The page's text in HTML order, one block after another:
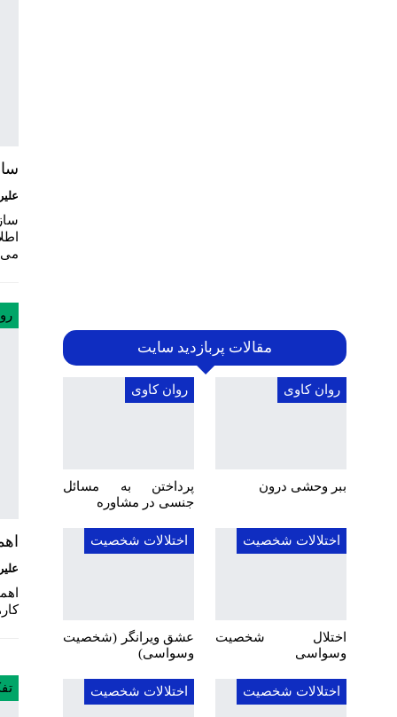
مقالات پربازدید سایت
روان کاوی
ببر وحشی درون
روان کاوی
پرداختن به مسائل
جنسی در مشاوره
اختلالات شخصیت
اختلال شخصیت
وسواسی
اختلالات شخصیت
عشق ویرانگر (شخصیت
وسواسی)
اختلالات شخصیت اختلالات شخصیت